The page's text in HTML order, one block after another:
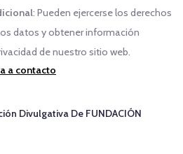
: Pueden ejercerse los derechos
datos y obtener información
de nuestro sitio web.
a contacto
Divulgativa De FUNDACIÓN